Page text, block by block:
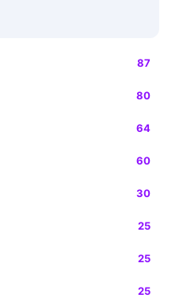
87
80
64
60
30
25
25
25